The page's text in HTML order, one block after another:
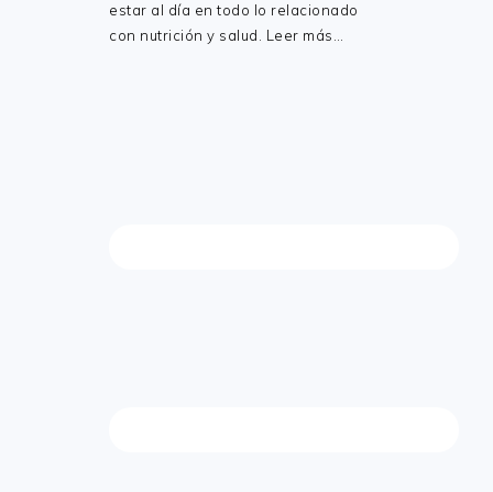
estar al día en todo lo relacionado
con nutrición y salud. Leer más…